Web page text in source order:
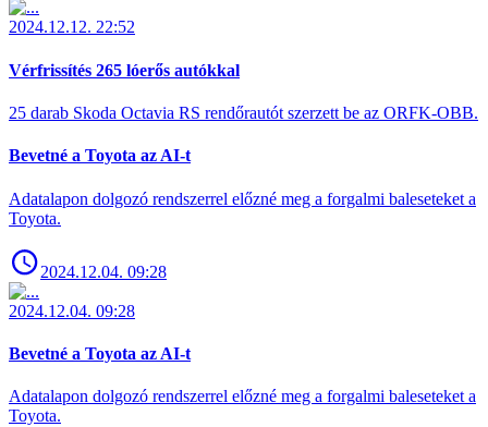
2024.12.12. 22:52
Vérfrissítés 265 lóerős autókkal
25 darab Skoda Octavia RS rendőrautót szerzett be az ORFK-OBB.
Bevetné a Toyota az AI-t
Adatalapon dolgozó rendszerrel előzné meg a forgalmi baleseteket a
Toyota.
2024.12.04. 09:28
2024.12.04. 09:28
Bevetné a Toyota az AI-t
Adatalapon dolgozó rendszerrel előzné meg a forgalmi baleseteket a
Toyota.